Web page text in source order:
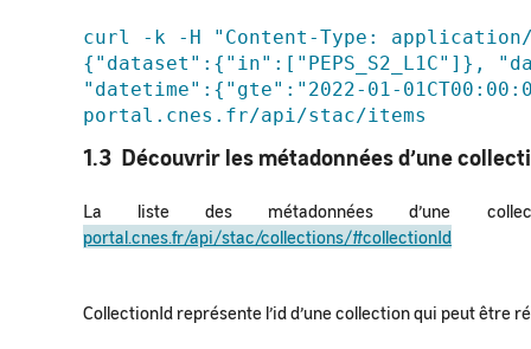
curl -k -H "Content-Type:
{"dataset":{"in":["PEPS_S2_L1C"]},
"datetime":{"gte":"2022-01-
portal.cnes.fr/api/stac/items
1.3 Découvrir les métadonnées d’une
La liste des métadonnées d’une
portal.cnes.fr/api/stac/collections/#collectionId
CollectionId représente l’id d’une collection qui peut être